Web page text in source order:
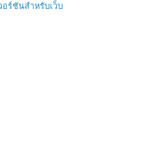
อร์ชันสำหรับเว็บ